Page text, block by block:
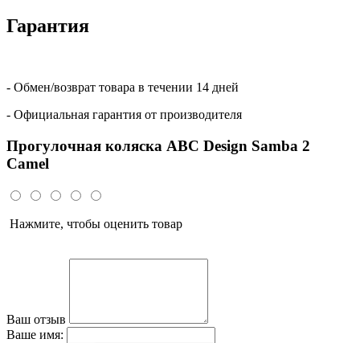
Гарантия
- Обмен/возврат товара в течении 14 дней
- Официальная гарантия от производителя
Прогулочная коляска ABC Design Samba 2
Camel
Нажмите, чтобы оценить товар
Ваш отзыв
Ваше имя: